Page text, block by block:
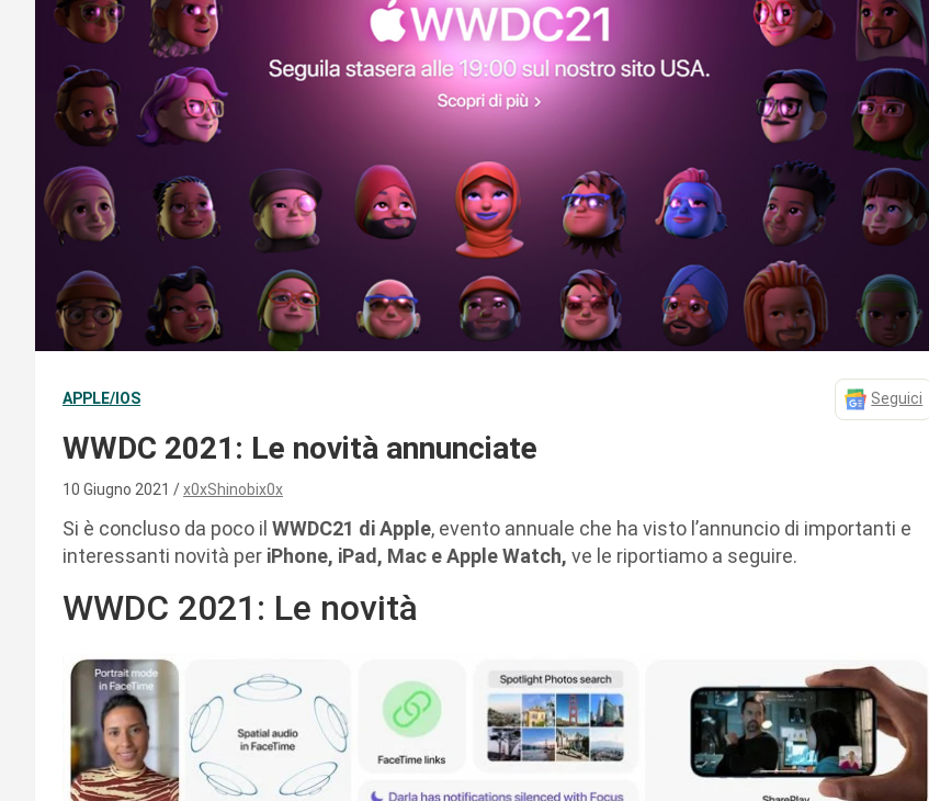
APPLE/IOS Seguici
WWDC 2021: Le novità annunciate
10 Giugno 2021 x0xShinobix0x
Si è concluso da poco il WWDC21 di Apple, evento annuale che ha visto l’annuncio di importanti e
interessanti novità per iPhone, iPad, Mac e Apple Watch, ve le riportiamo a seguire.
WWDC 2021: Le novità